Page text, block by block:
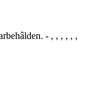
- , , , , , ,